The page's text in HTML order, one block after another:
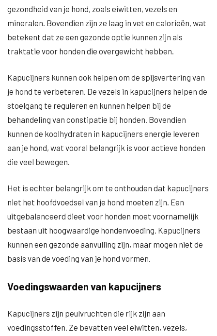
gezondheid van je hond, zoals eiwitten, vezels en
mineralen. Bovendien zijn ze laag in vet en calorieën, wat
betekent dat ze een gezonde optie kunnen zijn als
traktatie voor honden die overgewicht hebben.
Kapucijners kunnen ook helpen om de spijsvertering van
je hond te verbeteren. De vezels in kapucijners helpen de
stoelgang te reguleren en kunnen helpen bij de
behandeling van constipatie bij honden. Bovendien
kunnen de koolhydraten in kapucijners energie leveren
aan je hond, wat vooral belangrijk is voor actieve honden
die veel bewegen.
Het is echter belangrijk om te onthouden dat kapucijners
niet het hoofdvoedsel van je hond moeten zijn. Een
uitgebalanceerd dieet voor honden moet voornamelijk
bestaan uit hoogwaardige hondenvoeding. Kapucijners
kunnen een gezonde aanvulling zijn, maar mogen niet de
basis van de voeding van je hond vormen.
Voedingswaarden van kapucijners
Kapucijners zijn peulvruchten die rijk zijn aan
voedingsstoffen. Ze bevatten veel eiwitten, vezels,